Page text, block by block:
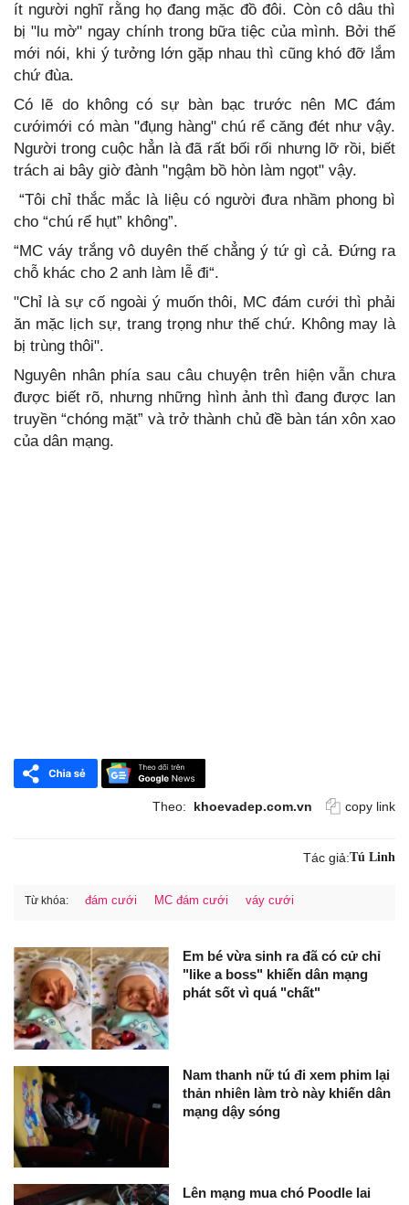
ít người nghĩ rằng họ đang mặc đồ đôi. Còn cô dâu thì
bị "lu mờ" ngay chính trong bữa tiệc của mình. Bởi thế
mới nói, khi ý tưởng lớn gặp nhau thì cũng khó đỡ lắm
chứ đùa.
Có lẽ do không có sự bàn bạc trước nên MC đám
cướimới có màn "đụng hàng" chú rể căng đét như vậy.
Người trong cuộc hẳn là đã rất bối rối nhưng lỡ rồi, biết
trách ai bây giờ đành "ngậm bồ hòn làm ngọt" vậy.
“Tôi chỉ thắc mắc là liệu có người đưa nhầm phong bì
cho “chú rể hụt” không”.
“MC váy trắng vô duyên thế chẳng ý tứ gì cả. Đứng ra
chỗ khác cho 2 anh làm lễ đi“.
"Chỉ là sự cố ngoài ý muốn thôi, MC đám cưới thì phải
ăn mặc lịch sự, trang trọng như thế chứ. Không may là
bị trùng thôi".
Nguyên nhân phía sau câu chuyện trên hiện vẫn chưa
được biết rõ, nhưng những hình ảnh thì đang được lan
truyền “chóng mặt” và trở thành chủ đề bàn tán xôn xao
của dân mạng.
Theo: khoevadep.com.vn copy link
Tác giả:Tú Linh
Từ khóa: đám cưới MC đám cưới váy cưới
Em bé vừa sinh ra đã có cử chỉ
"like a boss" khiến dân mạng
phát sốt vì quá "chất"
Nam thanh nữ tú đi xem phim lại
thản nhiên làm trò này khiến dân
mạng dậy sóng
Lên mạng mua chó Poodle lai